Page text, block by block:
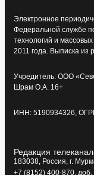
Электронное
Федеральной службе
технологий и
2011 года. Выписка
Учредитель: ООО
Шрам О.А. 16+
ИНН: 5190934326,
Редакция
183038, Россия, г.
+7 (8152) 400-870, доб.